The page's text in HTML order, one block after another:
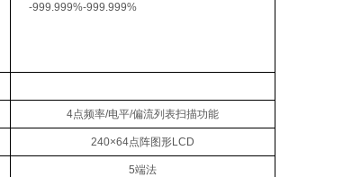
-999.999%-999.999%
4点频率/电平/偏流列表扫描功能
240×64点阵图形LCD
5端法